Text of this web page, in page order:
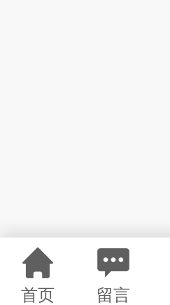
首页 留言